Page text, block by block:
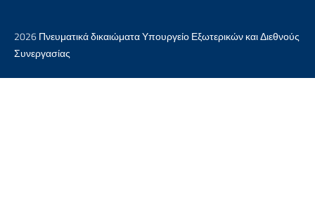
2026 Πνευματικά δικαιώματα Υπουργείο Εξωτερικών και Διεθνούς
Συνεργασίας